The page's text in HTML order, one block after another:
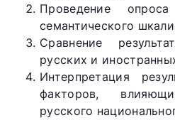
Проведение
семантического
Сравнение
русских и
Интерпретация
факторов,
русского